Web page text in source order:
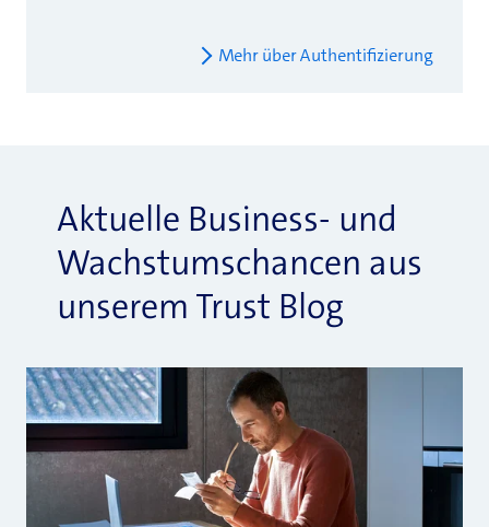
Mehr über Authentifizierung
Aktuelle Business- und
Wachstumschancen aus
unserem Trust Blog